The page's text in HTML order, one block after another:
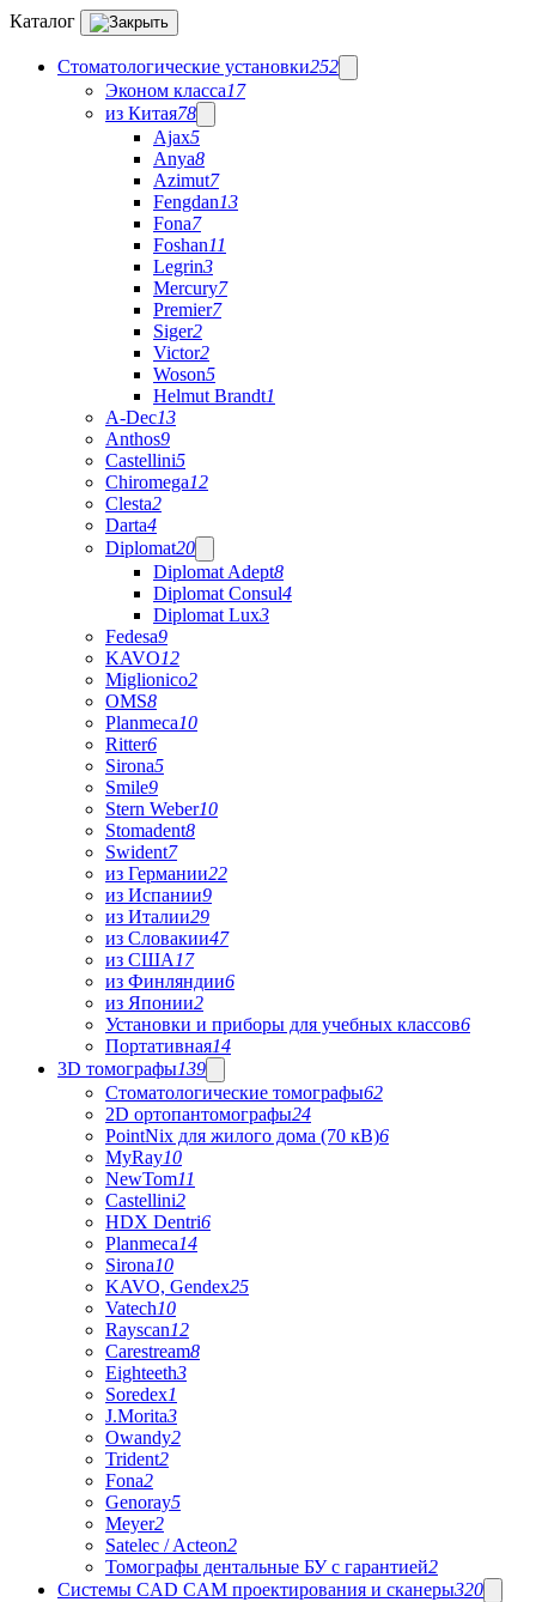
Каталог
Стоматологические установки252
Эконом класса17
из Китая78
Ajax5
Anya8
Azimut7
Fengdan13
Fona7
Foshan11
Legrin3
Mercury7
Premier7
Siger2
Victor2
Woson5
Helmut Brandt1
A-Dec13
Anthos9
Castellini5
Chiromega12
Clesta2
Darta4
Diplomat20
Diplomat Adept8
Diplomat Consul4
Diplomat Lux3
Fedesa9
KAVO12
Miglionico2
OMS8
Planmeca10
Ritter6
Sirona5
Smile9
Stern Weber10
Stomadent8
Swident7
из Германии22
из Испании9
из Италии29
из Словакии47
из США 17
из Финляндии6
из Японии2
Установки и приборы для учебных классов6
Портативная14
3D томографы139
Стоматологические томографы62
2D ортопантомографы24
PointNix для жилого дома (70 кВ)6
MyRay10
NewTom11
Castellini2
HDX Dentri6
Planmeca14
Sirona10
KAVO, Gendex25
Vatech10
Rayscan12
Carestream8
Eighteeth3
Soredex1
J.Morita3
Owandy2
Trident2
Fona2
Genoray5
Meyer2
Satelec / Acteon2
Томографы дентальные БУ с гарантией2
Системы CAD CAM проектирования и сканеры320